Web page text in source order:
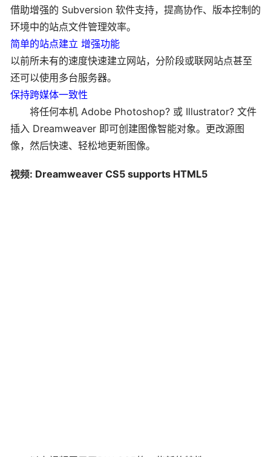
借助增强的 Subversion 软件支持，提高协作、版本控制的
环境中的站点文件管理效率。
简单的站点建立 增强功能
以前所未有的速度快速建立网站，分阶段或联网站点甚至
还可以使用多台服务器。
保持跨媒体一致性
将任何本机 Adobe Photoshop? 或 Illustrator? 文件
插入 Dreamweaver 即可创建图像智能对象。更改源图
像，然后快速、轻松地更新图像。
视频: Dreamweaver CS5 supports HTML5